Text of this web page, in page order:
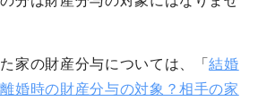
家の財産分与については、「結婚
婚時の財産分与の対象？相手の家